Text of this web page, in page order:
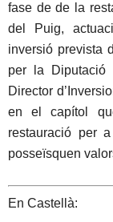
fase de de la
del Puig,
inversió prevista
per la
Director
en el capítol
restauració per
posseïsquen
En Castellà: